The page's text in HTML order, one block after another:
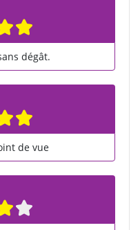
dégât.
de vue